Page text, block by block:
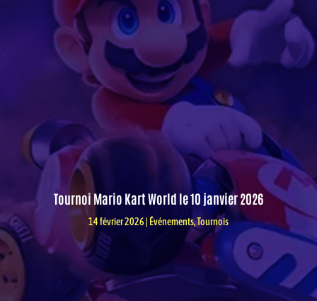
Tournoi Mario Kart World le 10 janvier 2026
14 février 2026 Événements,Tournois